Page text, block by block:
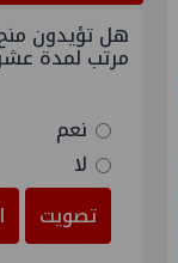
هل تؤيدون
مرتب لمدة
نعم
لا
تصويت